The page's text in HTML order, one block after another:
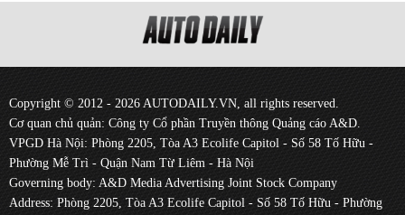
Copyright © 2012 - 2026 AUTODAILY.VN, all rights reserved.
Cơ quan chủ quản: Công ty Cổ phần Truyền thông Quảng cáo A&D.
VPGD Hà Nội: Phòng 2205, Tòa A3 Ecolife Capitol - Số 58 Tố Hữu -
Phường Mễ Trì - Quận Nam Từ Liêm - Hà Nội
Governing body: A&D Media Advertising Joint Stock Company
Address: Phòng 2205, Tòa A3 Ecolife Capitol - Số 58 Tố Hữu - Phường